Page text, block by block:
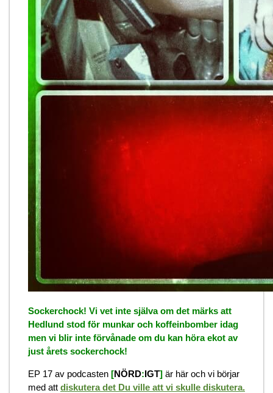
Sockerchock! Vi vet inte själva om det märks att
Hedlund stod för munkar och koffeinbomber idag
men vi blir inte förvånade om du kan höra ekot av
just årets sockerchock!
EP 17 av podcasten [NÖRD:IGT] är här och vi börjar
med att diskutera det Du ville att vi skulle diskutera.